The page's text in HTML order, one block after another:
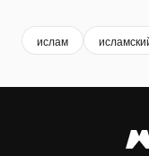
ислам